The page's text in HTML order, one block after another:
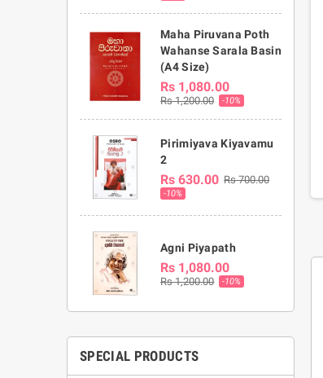
Maha Piruvana Poth
Wahanse Sarala Basin
(A4 Size)
Rs 1,080.00
Rs 1,200.00 -10%
Pirimiyava Kiyavamu
2
Rs 630.00 Rs 700.00
-10%
Agni Piyapath
Rs 1,080.00
Rs 1,200.00 -10%
SPECIAL PRODUCTS